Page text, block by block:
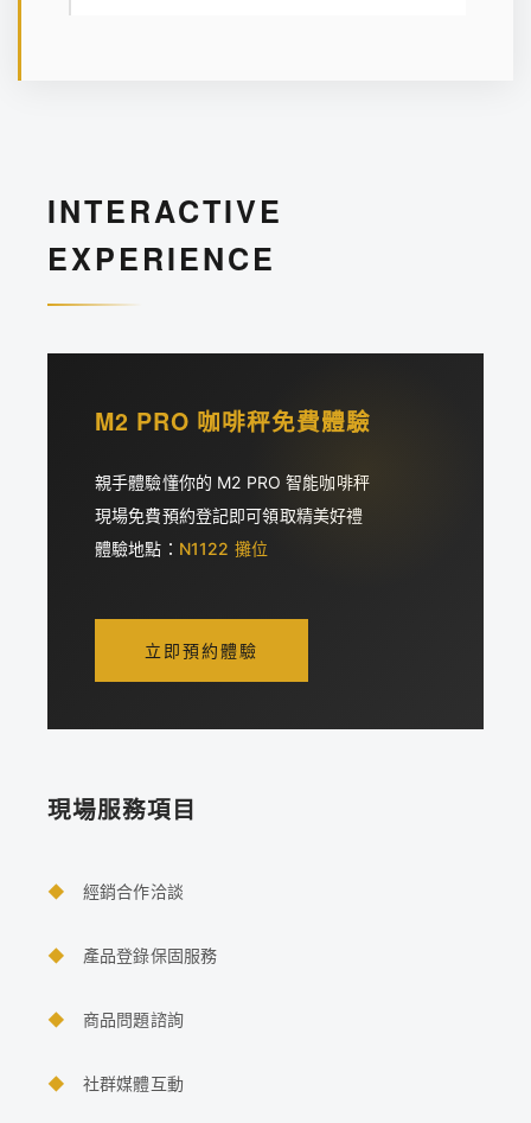
INTERACTIVE
EXPERIENCE
M2 PRO 咖啡秤免費體驗
親手體驗懂你的 M2 PRO 智能咖啡秤
現場免費預約登記即可領取精美好禮
體驗地點： N1122 攤位
立即預約體驗
現場服務項目
◆ 經銷合作洽談
◆ 產品登錄保固服務
◆ 商品問題諮詢
◆ 社群媒體互動